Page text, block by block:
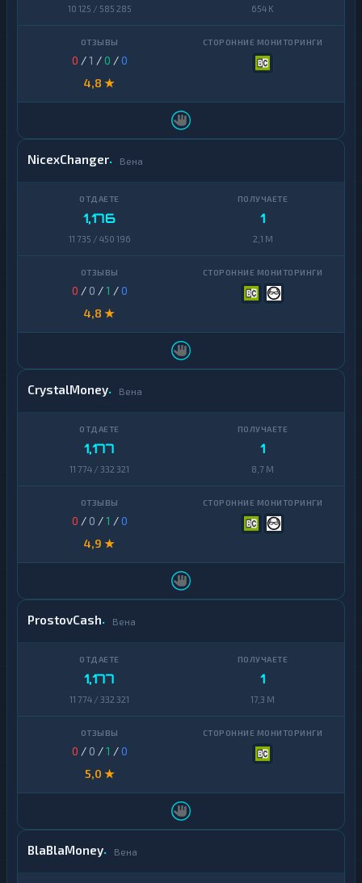
10 125 / 585 285 654 K
0 /1 /0 /0
4,8 ★
NicexChanger Вена
1,176
11 735 / 450 196
1
2,1 M
0 / 0 /1 /0
4,8 ★
CrystalMoney Вена
1,177
11 774 / 332 321
1
8,7 M
0 / 0 /1 /0
4,9 ★
ProstovCash Вена
1,177
11 774 / 332 321
1
17,3 M
0 / 0 /1 /0
5,0 ★
BlaBlaMoney Вена